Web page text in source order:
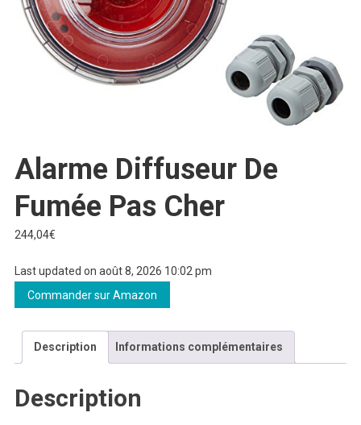
Alarme Diffuseur De
Fumée Pas Cher
244,04€
Last updated on août 8, 2026 10:02 pm
Commander sur Amazon
Description Informations complémentaires
Description